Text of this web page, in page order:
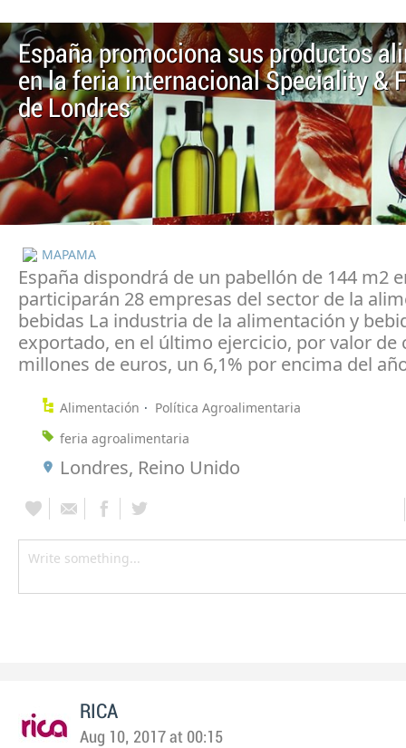
España promociona sus productos
en la feria internacional Speciality &
de Londres
MAPAMA
España dispondrá de un pabellón de 144 m2
participarán 28 empresas del sector de la
bebidas La industria de la alimentación y
exportado, en el último ejercicio, por valor de
millones de euros, un 6,1% por encima del
Alimentación
Política Agroalimentaria
feria agroalimentaria
Londres, Reino Unido
RICA
Aug 10, 2017 at 00:15